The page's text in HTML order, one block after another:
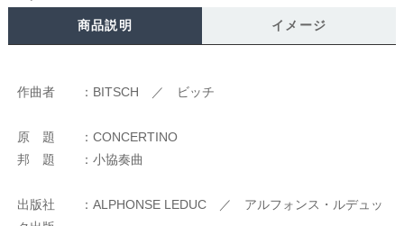
商品説明 イメージ
作曲者 ：BITSCH ／ ビッチ
原 題 ：CONCERTINO
邦 題 ：小協奏曲
出版社 ：ALPHONSE LEDUC ／ アルフォンス・ルデュッ